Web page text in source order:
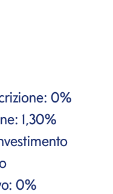
0%
1,30%
0%